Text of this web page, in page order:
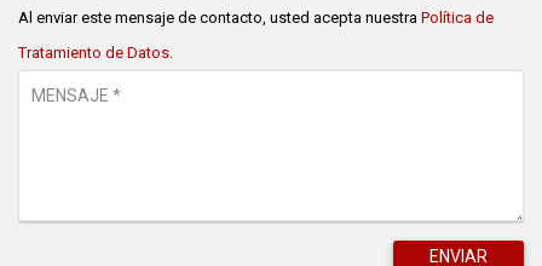
Al enviar este mensaje de contacto, usted acepta nuestra Política de
Tratamiento de Datos.